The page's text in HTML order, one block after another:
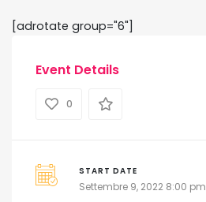
[adrotate group="6"]
Event Details
0
START DATE
Settembre 9, 2022 8:00 pm